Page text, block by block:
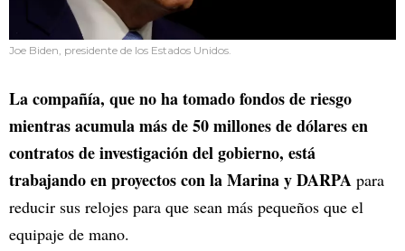
Joe Biden, presidente de los Estados Unidos.
La compañía, que no ha tomado fondos de riesgo
mientras acumula más de 50 millones de dólares en
contratos de investigación del gobierno, está
trabajando en proyectos con la Marina y DARPA para
reducir sus relojes para que sean más pequeños que el
equipaje de mano.